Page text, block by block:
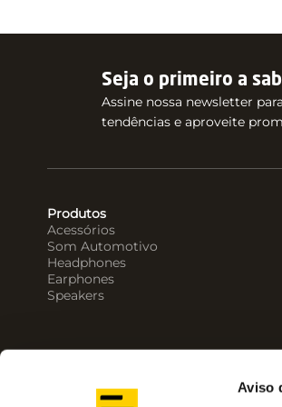
Aviso
Seja o primeiro a
Assine nossa newsletter
tendências e aproveite
Produtos
Acessórios
Som Automotivo
Headphones
Earphones
Speakers